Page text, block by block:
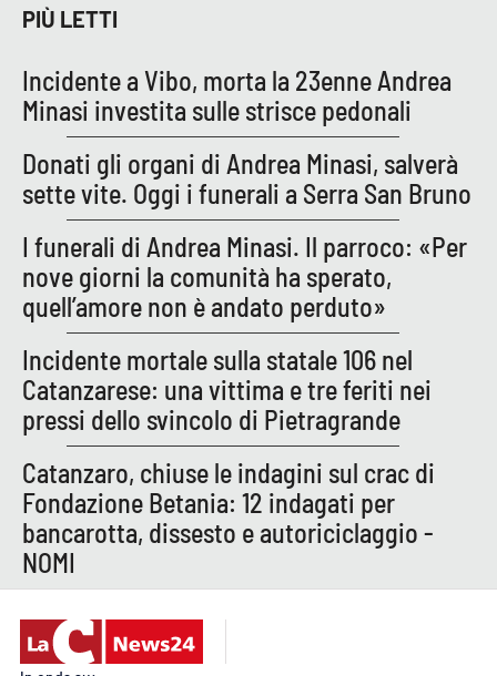
Cosenzachannel.it
Ilvibonese.it
Android
Apple
PIÙ LETTI
Incidente a Vibo, morta la 23enne Andrea
Minasi investita sulle strisce pedonali
Donati gli organi di Andrea Minasi, salverà
sette vite. Oggi i funerali a Serra San Bruno
I funerali di Andrea Minasi. Il parroco: «Per
nove giorni la comunità ha sperato,
quell’amore non è andato perduto»
Incidente mortale sulla statale 106 nel
Catanzarese: una vittima e tre feriti nei
pressi dello svincolo di Pietragrande
Catanzaro, chiuse le indagini sul crac di
Fondazione Betania: 12 indagati per
bancarotta, dissesto e autoriciclaggio -
NOMI